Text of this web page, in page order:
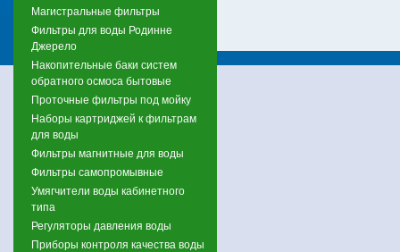
Магистральные фильтры
Фильтры для воды Родинне
Джерело
Накопительные баки систем
обратного осмоса бытовые
Проточные фильтры под мойку
Наборы картриджей к фильтрам
для воды
Фильтры магнитные для воды
Фильтры самопромывные
Умягчители воды кабинетного
типа
Регуляторы давления воды
Приборы контроля качества воды